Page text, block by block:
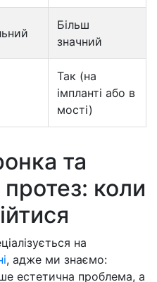
Більш
значний
Так (на
імпланті або в
мості)
та
коли
на
, адже ми знаємо:
естетична проблема, а